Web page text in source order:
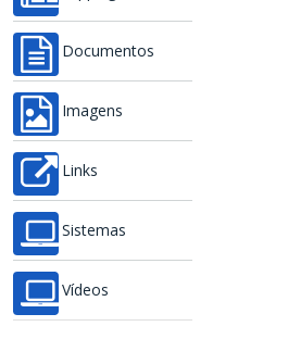
Documentos
Imagens
Links
Sistemas
Vídeos